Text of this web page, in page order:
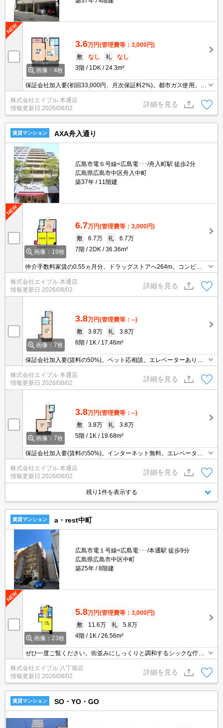
画像：4枚
3.6万円(管理費等：3,000円)
敷
なし 礼
なし
3階
1DK 24.3m²
保証会社加入要(初回33,000円、月次保証料2%)。都市ガス使用。イ
株式会社エイブル 本通店
情報更新日 2026/08/02
詳細を見る
賃貸マンション AXA舟入通り
広島市電６号線<広島電･･･/舟入町駅 徒歩2分
広島県広島市中区舟入中町
築37年
11階建
画像：19枚
6.7万円(管理費等：3,000円)
敷
6.7万 礼
6.7万
7階
2DK 36.36m²
仲介手数料家賃の0.55ヵ月分。ドラッグストアへ264m。コンビニ
ン付き。インターネット無料。
株式会社エイブル 本通店
情報更新日 2026/08/02
詳細を見る
画像：7枚
3.8万円(管理費等：--)
敷
3.8万 礼
3.8万
6階
1K 17.46m²
保証会社加入要(賃料の50%)。ペット応相談。エレベーターあり。
株式会社エイブル 本通店
情報更新日 2026/08/02
詳細を見る
画像：7枚
3.8万円(管理費等：--)
敷
3.8万 礼
3.8万
5階
1K 19.68m²
保証会社加入要(賃料の50%)。インターネット無料。エレベーター
株式会社エイブル 本通店
情報更新日 2026/08/02
詳細を見る
残り1件を表示する
賃貸マンション a・rest中町
広島市電１号線<広島電･･･/本通駅 徒歩9分
広島県広島市中区中町
築25年
8階建
画像：23枚
5.8万円(管理費等：3,000円)
敷
11.6万 礼
5.8万
4階
1K 26.56m²
ぜひ一度ご覧ください。街並みにしっくりと調和するシックな佇ま
株式会社エイブル 八丁堀店
情報更新日 2026/08/02
詳細を見る
賃貸マンション SO・YO・GO